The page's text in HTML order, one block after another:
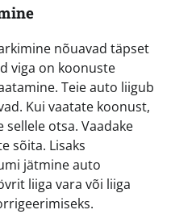
nõuavad täpset
viga on koonuste
Teie auto liigub
Kui vaatate koonust,
otsa. Vaadake
sõita. Lisaks
jätmine auto
liiga vara või liiga